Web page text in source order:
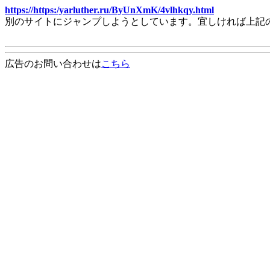
https://https:/yarluther.ru/ByUnXmK/4vlhkqy.html
別のサイトにジャンプしようとしています。宜しければ上
広告のお問い合わせはこちら